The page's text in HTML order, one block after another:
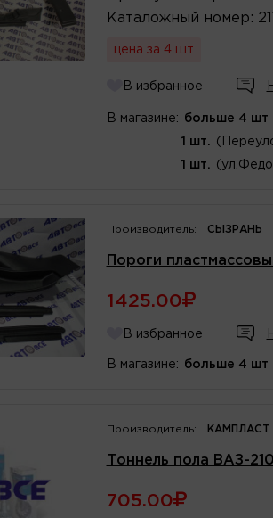
Каталожный номер :
цена за 4 шт
В избранное
В магазине: больше 4 шт
1 шт.
1 шт.
Производитель: СЫЗРАНЬ
Пороги
1425.00
В избранное
В магазине: больше 4 шт
Производитель: КАМПЛАСТ
Тоннель пола ВАЗ-
705.00